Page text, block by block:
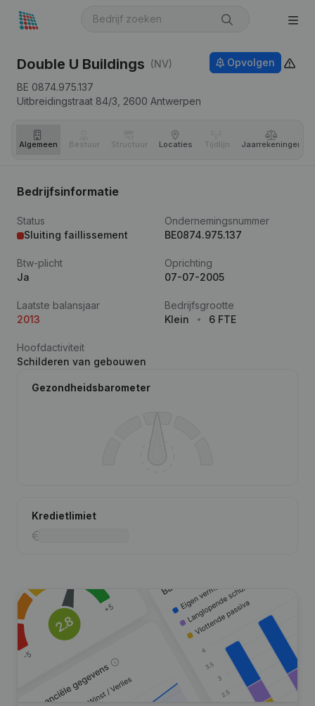
Double U Buildings (NV)
BE 0874.975.137
Uitbreidingstraat 84/3, 2600 Antwerpen
Opvolgen
Algemeen Bestuur Structuur Locaties Tijdlijn Jaar­rekeningen
Bedrijfsinformatie
Status
Sluiting faillissement
Ondernemingsnummer
BE0874.975.137
Btw-plicht
Ja
Oprichting
07-07-2005
Laatste balansjaar
2013
Bedrijfsgrootte
Klein
6 FTE
Hoofdactiviteit
Schilderen van gebouwen
Gezondheidsbarometer
Kredietlimiet